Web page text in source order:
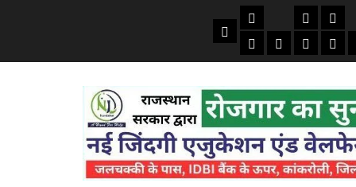
Home
तकनीकी
ऑटो
मोबाइल
क्राइम/
अजबबैंक